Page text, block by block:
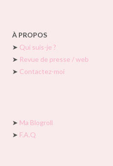
À PROPOS
➤ Qui suis-je ?
➤ Revue de presse / web
➤ Contactez-moi
➤ Ma Blogroll
➤ F.A.Q